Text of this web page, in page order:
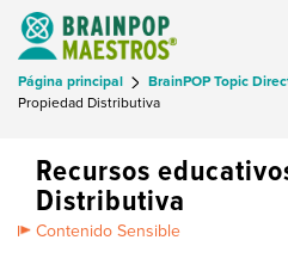
Página principal BrainPOP Topic
Propiedad Distributiva
Recursos
Distributiva
Contenido Sensible